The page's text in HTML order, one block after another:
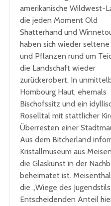
amerikanische Wildwest-
die jeden Moment Old
Shatterhand und
haben sich wieder
und Pflanzen rund um
die Landschaft wieder
zurückerobert. In
Hombourg Haut, ehemals
Bischofssitz und ein
Roselltal mit stattlicher
Überresten einer
Aus dem Bitcherland
Kristallmuseum aus
die Glaskunst in der
beheimatet ist.
die „Wiege des
Entscheidenden Anteil